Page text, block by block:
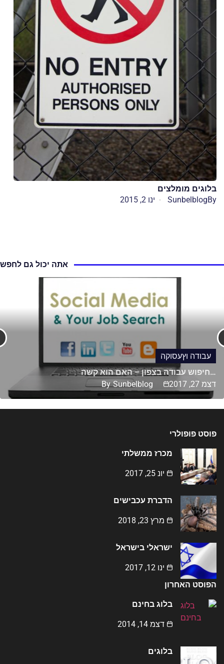
בלוגים מומלצים
By
Sunbelblog ינו 2, 2015
אתה יכול גם לחפש
עבודה וץעסוקה
חיפוש עבודה בצפון – האם הוא קשה…
By Sunbelblog דצמ 27, 2017
פוסט פופולרי
מכרז ממשלתי
יונ 25, 2017
הדברת עכבישים
מרץ 23, 2018
ישראלי בישראל
ינו 12, 2017
הפוסט האחרון
בלוג בחינם
דצמ 14, 2014
בלוגים